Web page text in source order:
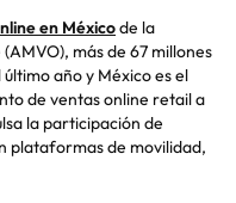
en Méxicode la
más de 67 millones
año y México es el
de ventas online retaila
la participación de
plataformas de movilidad,